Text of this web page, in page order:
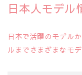
日本人モデル
日本で活躍のモデル
ルまでさまざまなモ